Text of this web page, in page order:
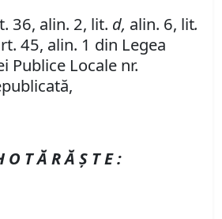
36, alin. 2, lit. d, alin. 6, lit.
45, alin. 1 din Legea
Publice Locale nr.
O T Ă R Ă Ş T E :